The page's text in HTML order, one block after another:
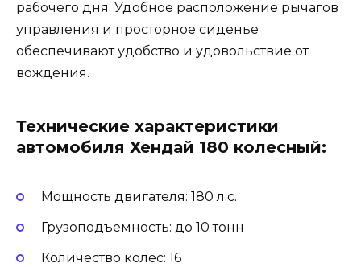
рабочего дня. Удобное расположение рычагов
управления и просторное сиденье
обеспечивают удобство и удовольствие от
вождения.
Технические характеристики
автомобиля Хендай 180 колесный:
Мощность двигателя: 180 л.с.
Грузоподъемность: до 10 тонн
Количество колес: 16